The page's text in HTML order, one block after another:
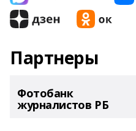
Партнеры
Фотобанк
журналистов РБ